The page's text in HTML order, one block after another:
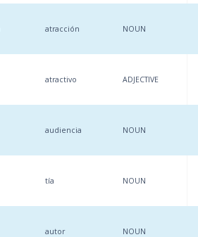
atracción NOUN
atractivo ADJECTIVE
audiencia NOUN
tía NOUN
autor NOUN